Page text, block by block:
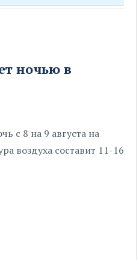
ночью в
с 8 на 9 августа на
воздуха составит 11-16